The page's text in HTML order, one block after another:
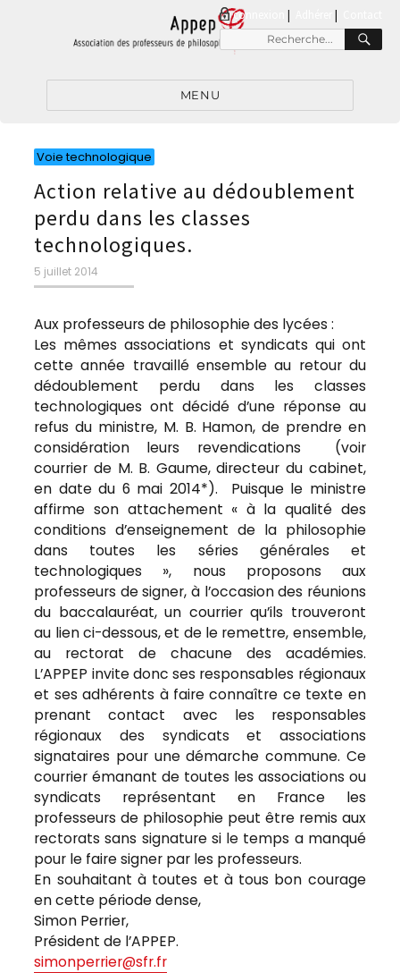
connexion |
Recherche
pour
MENU
Voie technologique
Action relative au dédoublement
perdu dans les classes
technologiques.
Publié
le
5 juillet 2014
Aux professeurs de philosophie des lycées :
Les mêmes associations et syndicats qui ont
cette année travaillé ensemble au retour du
dédoublement perdu dans les classes
technologiques ont décidé d’une réponse au
refus du ministre, M. B. Hamon, de prendre en
considération leurs revendications (voir
courrier de M. B. Gaume, directeur du cabinet,
en date du 6 mai 2014*). Puisque le ministre
affirme son attachement « à la qualité des
conditions d’enseignement de la philosophie
dans toutes les séries générales et
technologiques », nous proposons aux
professeurs de signer, à l’occasion des réunions
du baccalauréat, un courrier qu’ils trouveront
au lien ci-dessous, et de le remettre, ensemble,
au rectorat de chacune des académies.
L’APPEP invite donc ses responsables régionaux
et ses adhérents à faire connaître ce texte en
prenant contact avec les responsables
régionaux des syndicats et associations
signataires pour une démarche commune. Ce
courrier émanant de toutes les associations ou
syndicats représentant en France les
professeurs de philosophie peut être remis aux
rectorats sans signature si le temps a manqué
pour le faire signer par les professeurs.
En souhaitant à toutes et à tous bon courage
en cette période dense,
Simon Perrier,
Président de l’APPEP.
simonperrier@sfr.fr